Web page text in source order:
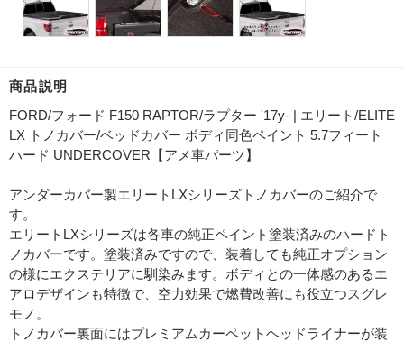
商品説明
FORD/フォード F150 RAPTOR/ラプター '17y- | エリート/ELITE
LX トノカバー/ベッドカバー ボディ同色ペイント 5.7フィート
ハード UNDERCOVER【アメ車パーツ】
アンダーカバー製エリートLXシリーズトノカバーのご紹介で
す。
エリートLXシリーズは各車の純正ペイント塗装済みのハードト
ノカバーです。塗装済みですので、装着しても純正オプション
の様にエクステリアに馴染みます。ボディとの一体感のあるエ
アロデザインも特徴で、空力効果で燃費改善にも役立つスグレ
モノ。
トノカバー裏面にはプレミアムカーペットヘッドライナーが装